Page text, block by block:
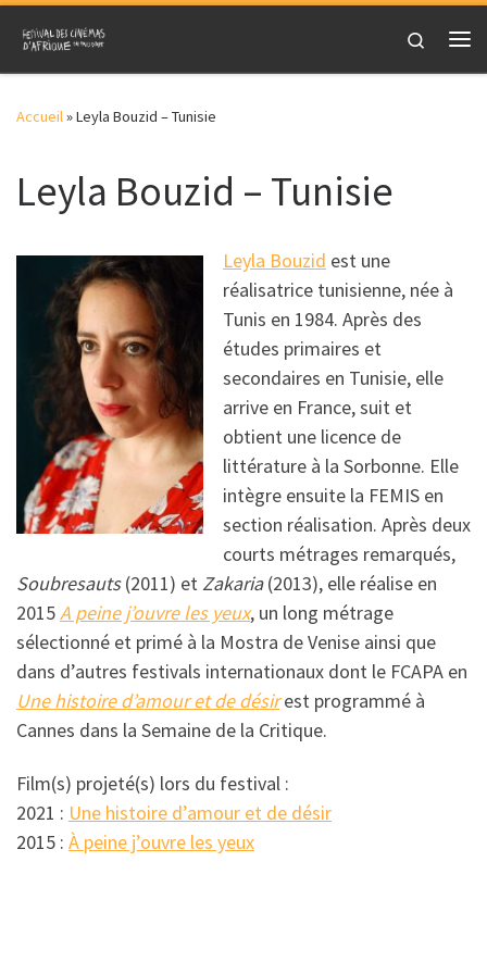
Skip to content
Search
Accueil»Leyla Bouzid – Tunisie
Leyla Bouzid – Tunisie
Leyla Bouzid est une
réalisatrice tunisienne, née à
Tunis en 1984. Après des
études primaires et
secondaires en Tunisie, elle
arrive en France, suit et
obtient une licence de
littérature à la Sorbonne. Elle
intègre ensuite la FEMIS en
section réalisation. Après deux
courts métrages remarqués,
Soubresauts(2011) et Zakaria(2013), elle réalise en
2015 A peine j’ouvre les yeux, un long métrage
sélectionné et primé à la Mostra de Venise ainsi que
dans d’autres festivals internationaux dont le FCAPA en
Une histoire d’amour et de désirest programmé à
Cannes dans la Semaine de la Critique.
Film(s) projeté(s) lors du festival :
2021 : Une histoire d’amour et de désir
2015 : À peine j’ouvre les yeux